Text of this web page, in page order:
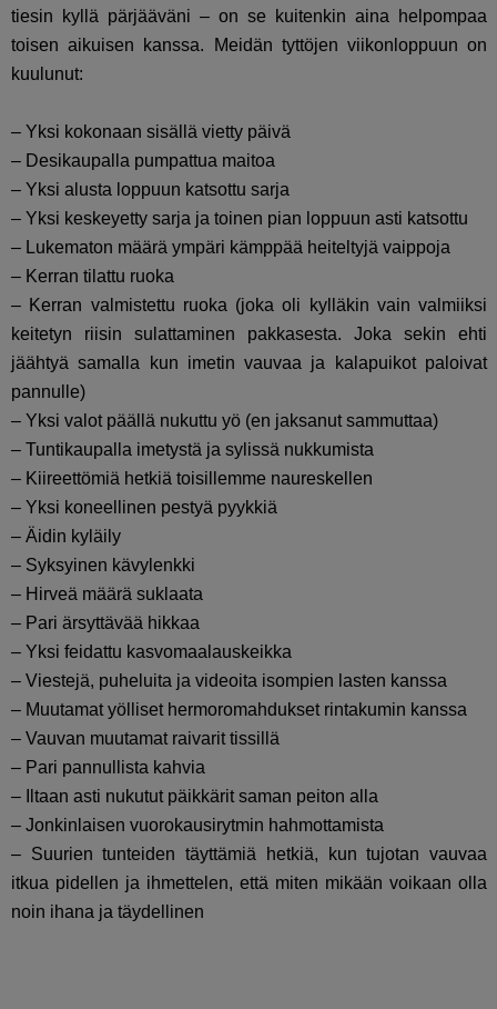
tiesin kyllä pärjääväni – on se kuitenkin aina helpompaa
toisen aikuisen kanssa. Meidän tyttöjen viikonloppuun on
kuulunut:
– Yksi kokonaan sisällä vietty päivä
– Desikaupalla pumpattua maitoa
– Yksi alusta loppuun katsottu sarja
– Yksi keskeyetty sarja ja toinen pian loppuun asti katsottu
– Lukematon määrä ympäri kämppää heiteltyjä vaippoja
– Kerran tilattu ruoka
– Kerran valmistettu ruoka (joka oli kylläkin vain valmiiksi
keitetyn riisin sulattaminen pakkasesta. Joka sekin ehti
jäähtyä samalla kun imetin vauvaa ja kalapuikot paloivat
pannulle)
– Yksi valot päällä nukuttu yö (en jaksanut sammuttaa)
– Tuntikaupalla imetystä ja sylissä nukkumista
– Kiireettömiä hetkiä toisillemme naureskellen
– Yksi koneellinen pestyä pyykkiä
– Äidin kyläily
– Syksyinen kävylenkki
– Hirveä määrä suklaata
– Pari ärsyttävää hikkaa
– Yksi feidattu kasvomaalauskeikka
– Viestejä, puheluita ja videoita isompien lasten kanssa
– Muutamat yölliset hermoromahdukset rintakumin kanssa
– Vauvan muutamat raivarit tissillä
– Pari pannullista kahvia
– Iltaan asti nukutut päikkärit saman peiton alla
– Jonkinlaisen vuorokausirytmin hahmottamista
– Suurien tunteiden täyttämiä hetkiä, kun tujotan vauvaa
itkua pidellen ja ihmettelen, että miten mikään voikaan olla
noin ihana ja täydellinen